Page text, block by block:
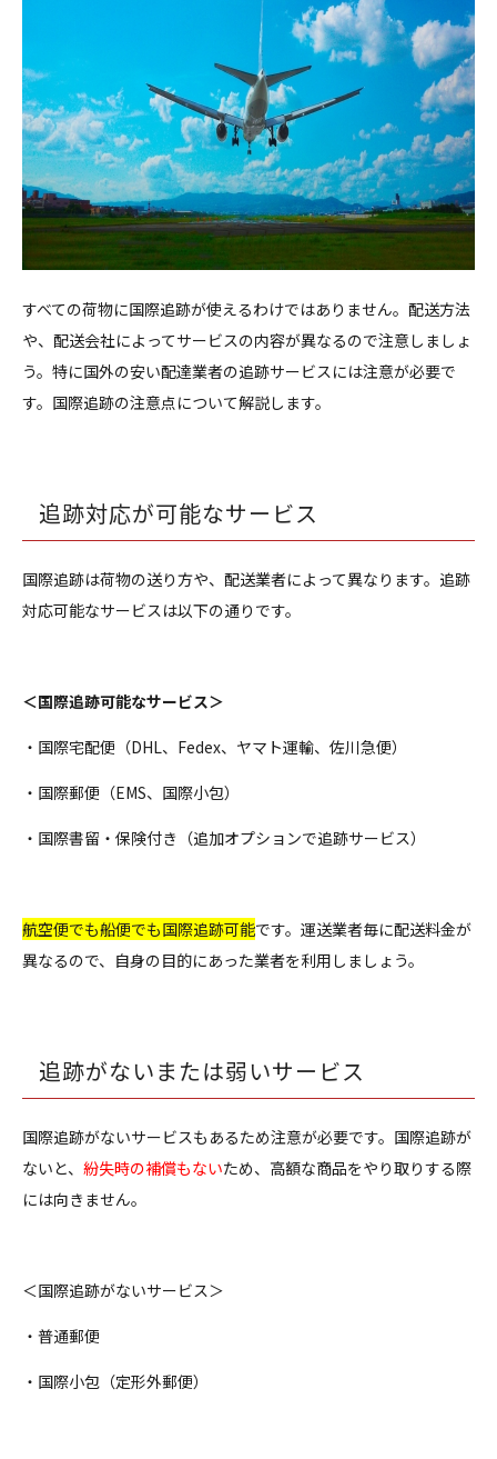
すべての荷物に国際追跡が使えるわけではありません。配送方法
や、配送会社によってサービスの内容が異なるので注意しましょ
う。 特に国外の安い配達業者の追跡サービスには注意が必要で
す。国際追跡の注意点について解説します。
追跡対応が可能なサービス
国際追跡は荷物の送り方や、配送業者によって異なります。追跡
対応可能なサービスは以下の通りです。
＜国際追跡可能なサービス＞
・国際宅配便（DHL、Fedex、ヤマト運輸、佐川急便）
・国際郵便（EMS、国際小包）
・国際書留・保険付き（追加オプションで追跡サービス）
航空便でも船便でも国際追跡可能です。運送業者毎に配送料金が
異なるので、自身の目的にあった業者を利用しましょう。
追跡がないまたは弱いサービス
国際追跡がないサービスもあるため注意が必要です。国際追跡が
ないと、 紛失時の補償もないため、高額な商品をやり取りする際
には向きません。
＜国際追跡がないサービス＞
・普通郵便
・国際小包（定形外郵便）